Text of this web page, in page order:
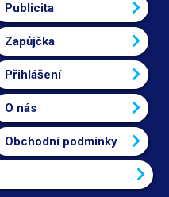
Publicita
Zapůjčka
Přihlášení
O nás
Obchodní podmínky